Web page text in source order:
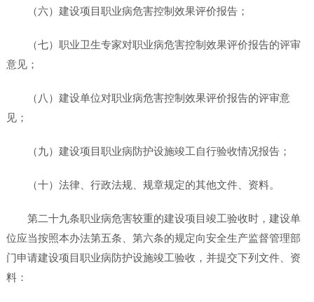
（六）建设项目职业病危害控制效果评价报告；
（七）职业卫生专家对职业病危害控制效果评价报告的评审
意见；
（八）建设单位对职业病危害控制效果评价报告的评审意
见；
（九）建设项目职业病防护设施竣工自行验收情况报告；
（十）法律、行政法规、规章规定的其他文件、资料。
第二十九条职业病危害较重的建设项目竣工验收时，建设单
位应当按照本办法第五条、第六条的规定向安全生产监督管理部
门申请建设项目职业病防护设施竣工验收，并提交下列文件、资
料：